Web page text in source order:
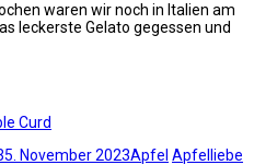
waren wir noch in Italien am
leckerste Gelato gegessen und
5. November 2023Apfel Apfelliebe